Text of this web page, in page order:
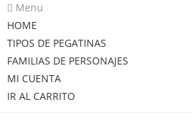
Menu
HOME
TIPOS DE PEGATINAS
FAMILIAS DE PERSONAJES
MI CUENTA
IR AL CARRITO